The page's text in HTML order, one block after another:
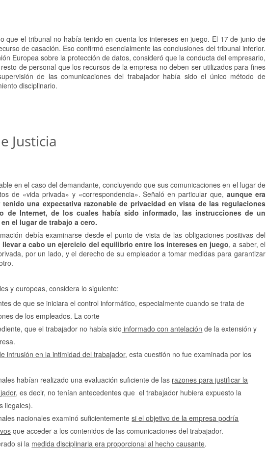
que el tribunal no había tenido en cuenta los intereses en juego. El 17 de junio de
de casación. Eso confirmó esencialmente las conclusiones del tribunal inferior.
Europea sobre la protección de datos, consideró que la conducta del empresario,
de personal que los recursos de la empresa no deben ser utilizados para fines
de las comunicaciones del trabajador había sido el único método de
disciplinario.
Justicia
en el caso del demandante, concluyendo que sus comunicaciones en el lugar de
de «vida privada» y «correspondencia». Señaló en particular que, aunque era
una expectativa razonable de privacidad en vista de las regulaciones
de Internet, de los cuales había sido informado, las instrucciones de un
el lugar de trabajo a cero.
debía examinarse desde el punto de vista de las obligaciones positivas del
a cabo un ejercicio del equilibrio entre los intereses en juego, a saber, el
por un lado, y el derecho de su empleador a tomar medidas para garantizar
y europeas, considera lo siguiente:
de que se iniciara el control informático, especialmente cuando se trata de
de los empleados. La corte
que el trabajador no había sido informado con antelación de la extensión y
intrusión en la intimidad del trabajador, esta cuestión no fue examinada por los
habían realizado una evaluación suficiente de las razones para justificar la
, es decir, no tenían antecedentes que el trabajador hubiera expuesto la
ilegales).
nacionales examinó suficientementesi el objetivo de la empresa podría
que acceder a los contenidos de las comunicaciones del trabajador.
si la medida disciplinaria era proporcional al hecho causante.